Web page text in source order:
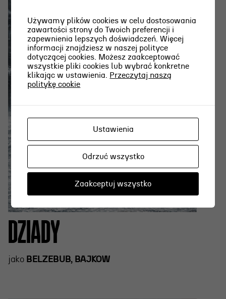
DZIADY
jako BELZEBUB, BAJKOW
Używamy plików cookies w celu dostosowania
zawartości strony do Twoich preferencji i
zapewnienia lepszych doświadczeń. Więcej
informacji znajdziesz w naszej polityce
dotyczącej cookies. Możesz zaakceptować
wszystkie pliki cookies lub wybrać konkretne
klikając w ustawienia.
Przeczytaj naszą
politykę cookie
Ustawienia
Odrzuć wszystko
Zaakceptuj wszystko